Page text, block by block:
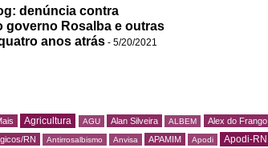
denúncia contra
governo Rosalba e outras
anos atrás - 5/20/2021
Agricultura AGU Alan Silveira ALBEM Alex do Frango
RN Antirrosalbismo Anvisa APAMIM Apodi Apodi-RN